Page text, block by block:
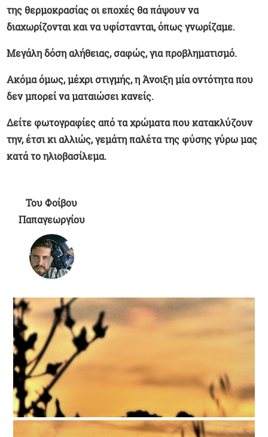
της θερμοκρασίας οι εποχές θα πάψουν να
διαχωρίζονται και να υφίστανται, όπως γνωρίζαμε.
Μεγάλη δόση αλήθειας, σαφώς, για προβληματισμό.
Ακόμα όμως, μέχρι στιγμής, η Άνοιξη μία οντότητα που
δεν μπορεί να ματαιώσει κανείς.
Δείτε φωτογραφίες από τα χρώματα που κατακλύζουν
την, έτσι κι αλλιώς, γεμάτη παλέτα της φύσης γύρω μας
κατά το ηλιοβασίλεμα.
Του Φοίβου
Παπαγεωργίου